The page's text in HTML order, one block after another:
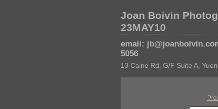
Joan Boivin
23MAY10
email:
5056
13 Caine Rd, G/F Suite A,